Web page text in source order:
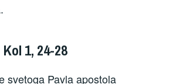
1, 24-28
svetoga Pavla apostola